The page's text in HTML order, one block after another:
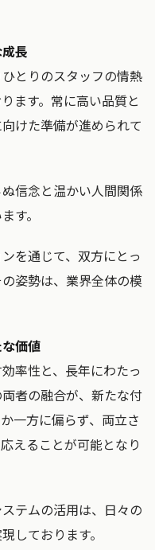
長
とりのスタッフの情熱
ます。常に高い品質と
けた準備が進められて
信念と温かい人間関係
す。
を通じて、双方にとっ
姿勢は、業界全体の模
価値
率性と、長年にわたっ
者の融合が、新たな付
一方に偏らず、両立さ
えることが可能となり
テムの活用は、日々の
しております。